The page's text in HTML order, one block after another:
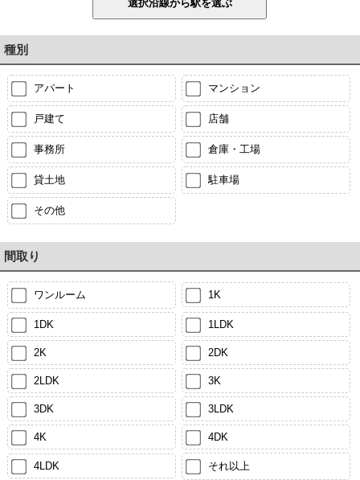
種別
アパート マンション
戸建て 店舗
事務所 倉庫・工場
貸土地 駐車場
その他
間取り
ワンルーム 1K
1DK 1LDK
2K 2DK
2LDK 3K
3DK 3LDK
4K 4DK
4LDK それ以上